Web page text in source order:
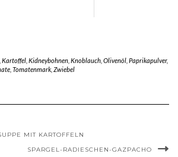
Kartoffel, Kidneybohnen, Knoblauch, Olivenöl, Paprikapulver,
Tomatenmark Zwiebel
MIT KARTOFFELN
SPARGEL-RADIESCHEN-GAZPACHO